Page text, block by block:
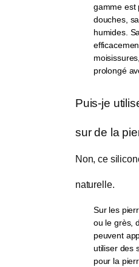
gamme est
douches,
humides.
prolongé
Puis-je
sur de la
Non, ce
naturelle.
Sur les
ou le grès,
peuvent
utiliser des
pour la